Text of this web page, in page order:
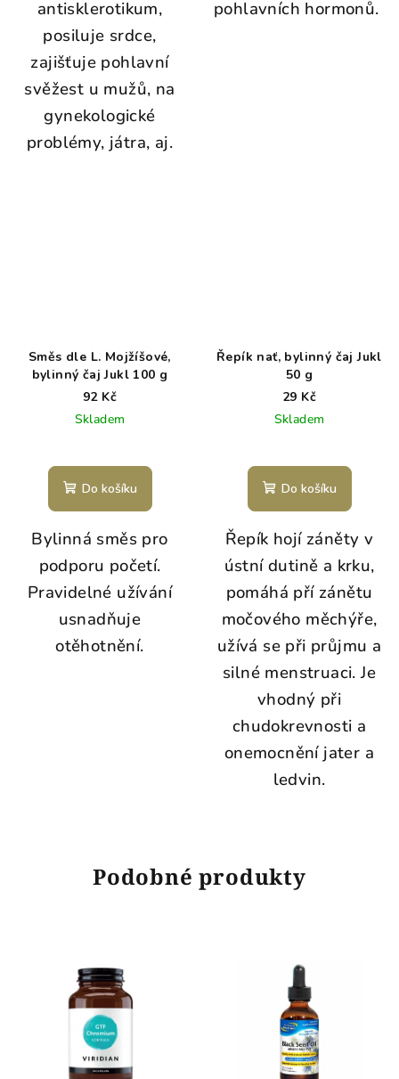
antisklerotikum,
posiluje srdce,
zajišťuje pohlavní
svěžest u mužů, na
gynekologické
problémy, játra, aj.
pohlavních hormonů.
Směs dle L. Mojžíšové,
bylinný čaj Jukl 100 g
92 Kč
Skladem
Do košíku
Bylinná směs pro
podporu početí.
Pravidelné užívání
usnadňuje
otěhotnění.
Řepík nať, bylinný čaj Jukl
50 g
29 Kč
Skladem
Do košíku
Řepík hojí záněty v
ústní dutině a krku,
pomáhá pří zánětu
močového měchýře,
užívá se při průjmu a
silné menstruaci. Je
vhodný při
chudokrevnosti a
onemocnění jater a
ledvin.
Podobné produkty